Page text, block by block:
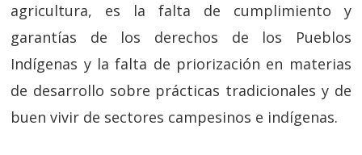
agricultura, es la falta de cumplimiento y
garantías de los derechos de los Pueblos
Indígenas y la falta de priorización en materias
de desarrollo sobre prácticas tradicionales y de
buen vivir de sectores campesinos e indígenas.